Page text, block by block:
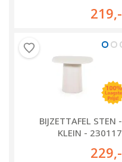
219,-
BIJZETTAFEL STEN -
KLEIN - 230117
229,-